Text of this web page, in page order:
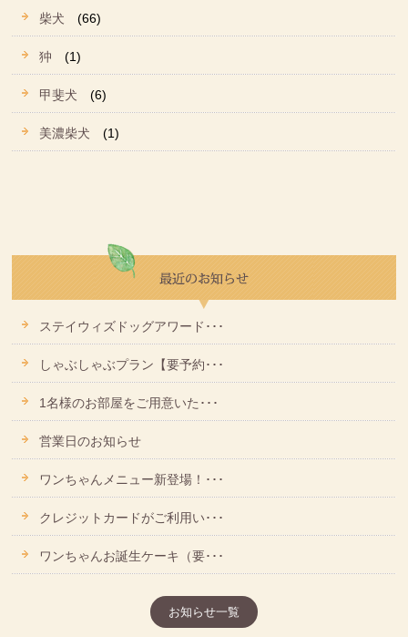
柴犬 (66)
狆 (1)
甲斐犬 (6)
美濃柴犬 (1)
ステイウィズドッグアワード･･･
しゃぶしゃぶプラン【要予約･･･
1名様のお部屋をご用意いた･･･
営業日のお知らせ
ワンちゃんメニュー新登場！･･･
クレジットカードがご利用い･･･
ワンちゃんお誕生ケーキ（要･･･
お知らせ一覧